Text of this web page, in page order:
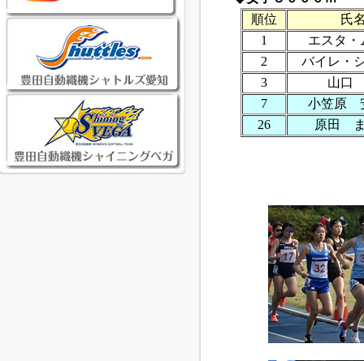
順位
氏
1
エスタ・
2
バイレ・
3
山口
7
小笠原
26
原田